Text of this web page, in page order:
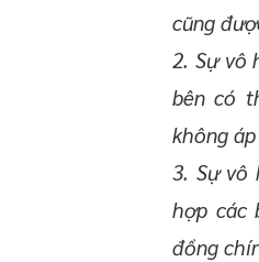
cũng
2. Sự vô
bên có
không
3. Sự vô
hợp các
đồng